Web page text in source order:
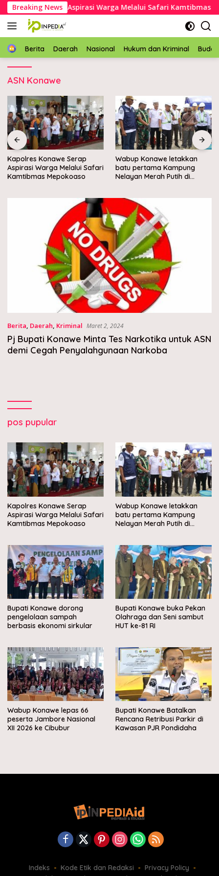
Langsung
ke
konten
Breaking News
Konawe Serap Aspirasi Warga Melalui Safari Kamtibmas
HomeBerita Daerah Nasional Hukum dan Kriminal
ASN Konawe
Kapolres Konawe Serap
Aspirasi Warga Melalui Safari
Kamtibmas Mepokoaso
Wabup Konawe letakkan
batu pertama Kampung
Nelayan Merah Putih di
Berita, Daerah, Kriminal Maret 2, 2024
Pj Bupati Konawe Minta Tes Narkotika untuk ASN
demi Cegah Penyalahgunaan Narkoba
pos pupular
Kapolres Konawe Serap
Aspirasi Warga Melalui Safari
Kamtibmas Mepokoaso
Wabup Konawe letakkan
batu pertama Kampung
Nelayan Merah Putih di
Bupati Konawe dorong
pengelolaan sampah
berbasis ekonomi sirkular
Bupati Konawe buka Pekan
Olahraga dan Seni sambut
HUT ke-81 RI
Wabup Konawe lepas 66
peserta Jambore Nasional
XII 2026 ke Cibubur
Bupati Konawe Batalkan
Rencana Retribusi Parkir di
Kawasan PJR Pondidaha
Indeks Kode Etik dan Redaksi
Privacy Policy